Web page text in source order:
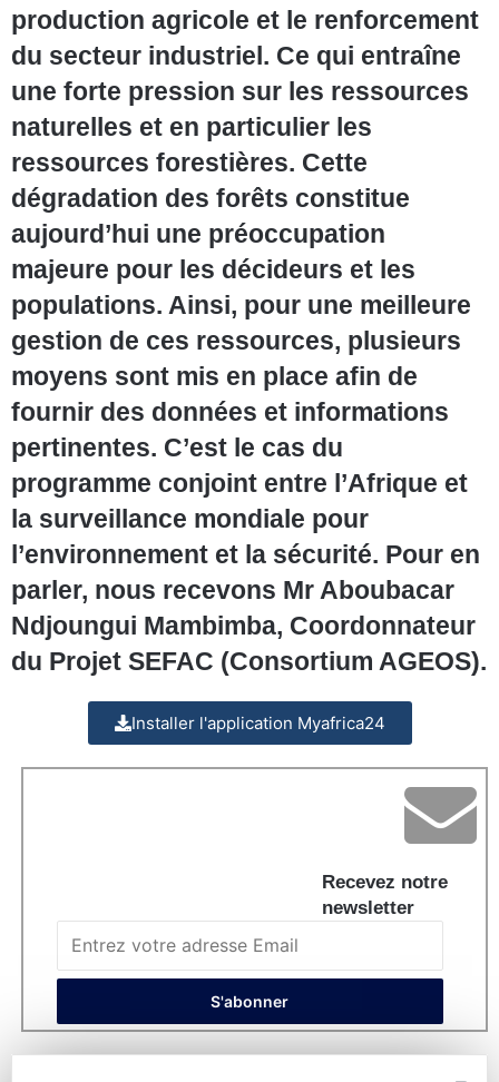
production agricole et le renforcement
du secteur industriel. Ce qui entraîne
une forte pression sur les ressources
naturelles et en particulier les
ressources forestières. Cette
dégradation des forêts constitue
aujourd’hui une préoccupation
majeure pour les décideurs et les
populations. Ainsi, pour une meilleure
gestion de ces ressources, plusieurs
moyens sont mis en place afin de
fournir des données et informations
pertinentes. C’est le cas du
programme conjoint entre l’Afrique et
la surveillance mondiale pour
l’environnement et la sécurité. Pour en
parler, nous recevons Mr Aboubacar
Ndjoungui Mambimba, Coordonnateur
du Projet SEFAC (Consortium AGEOS).
Installer l'application Myafrica24
Recevez notre
newsletter